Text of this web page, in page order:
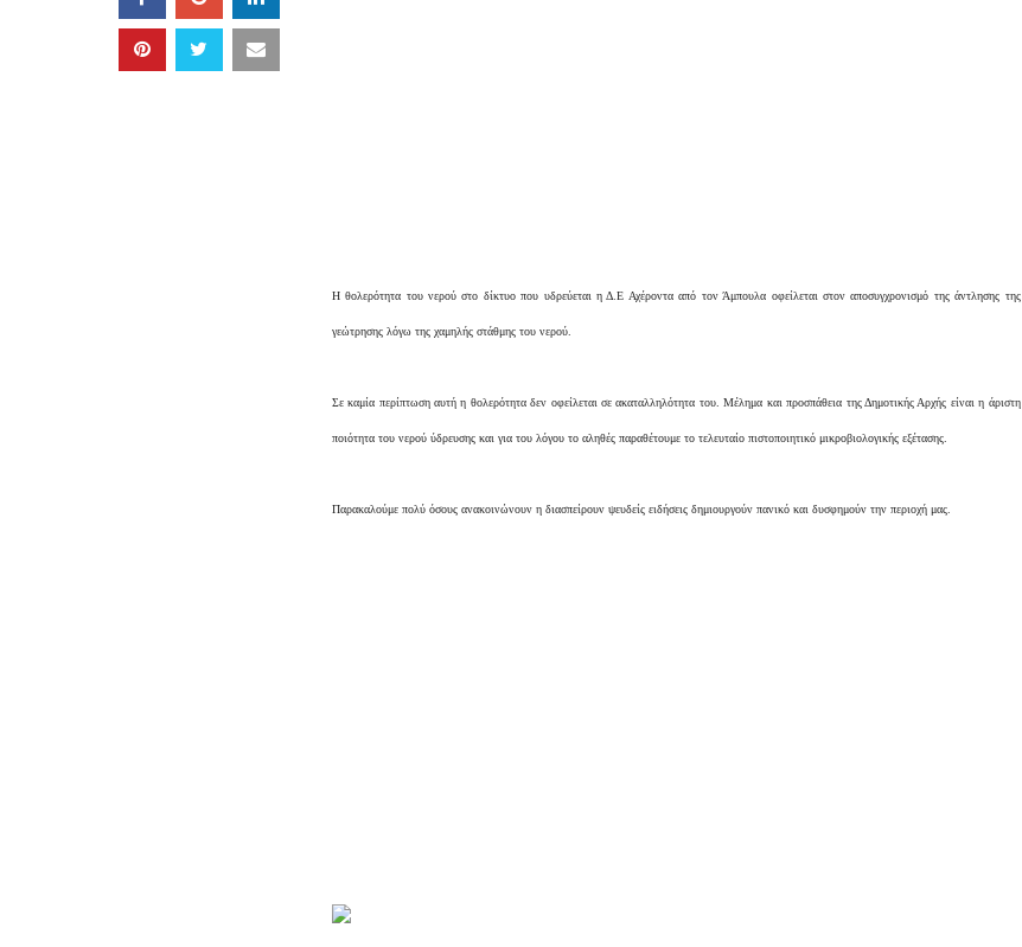
Η θολερότητα του νερού στο δίκτυο που υδρεύεται η Δ.Ε Αχέροντα από τον Άμπουλα οφείλεται στον αποσυγχρονισμό της άντλησης της
γεώτρησης λόγω της χαμηλής στάθμης του νερού.
Σε καμία περίπτωση αυτή η θολερότητα δεν οφείλεται σε ακαταλληλότητα του. Μέλημα και προσπάθεια της Δημοτικής Αρχής είναι η άριστη
ποιότητα του νερού ύδρευσης και για του λόγου το αληθές παραθέτουμε το τελευταίο πιστοποιητικό μικροβιολογικής εξέτασης.
Παρακαλούμε πολύ όσους ανακοινώνουν η διασπείρουν ψευδείς ειδήσεις δημιουργούν πανικό και δυσφημούν την περιοχή μας.